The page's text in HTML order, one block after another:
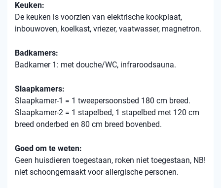
Keuken:
De keuken is voorzien van elektrische kookplaat,
inbouwoven, koelkast, vriezer, vaatwasser, magnetron.
Badkamers:
Badkamer 1: met douche/WC, infraroodsauna.
Slaapkamers:
Slaapkamer-1 = 1 tweepersoonsbed 180 cm breed.
Slaapkamer-2 = 1 stapelbed, 1 stapelbed met 120 cm
breed onderbed en 80 cm breed bovenbed.
Goed om te weten:
Geen huisdieren toegestaan, roken niet toegestaan, NB!
niet schoongemaakt voor allergische personen.